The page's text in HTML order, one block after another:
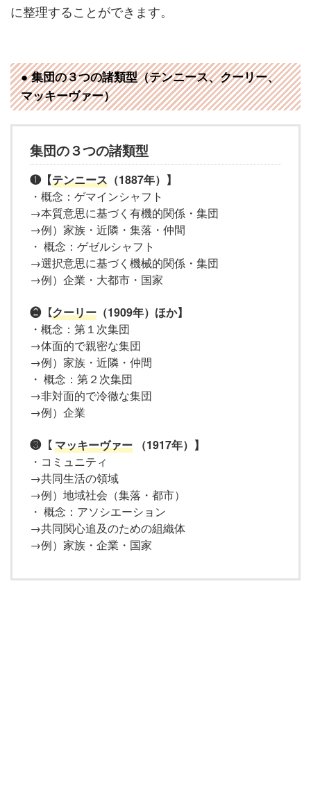
に整理することができます。
● 集団の３つの諸類型（テンニース、クーリー、
マッキーヴァー）
集団の３つの諸類型
❶【テンニース （1887年）】
・概念：ゲマインシャフト
→本質意思に基づく有機的関係・集団
→例）家族・近隣・集落・仲間
・ 概念：ゲゼルシャフト
→選択意思に基づく機械的関係・集団
→例）企業・大都市・国家
❷【クーリー （1909年）ほか】
・概念：第１次集団
→体面的で親密な集団
→例）家族・近隣・仲間
・ 概念：第２次集団
→非対面的で冷徹な集団
→例）企業
❸【マッキーヴァー （1917年）】
・コミュニティ
→共同生活の領域
→例）地域社会（集落・都市）
・ 概念：アソシエーション
→共同関心追及のための組織体
→例）家族・企業・国家